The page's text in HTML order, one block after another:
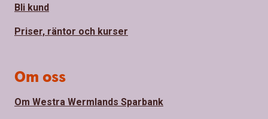
Bli kund
Priser, räntor och kurser
Om oss
Om Westra Wermlands Sparbank